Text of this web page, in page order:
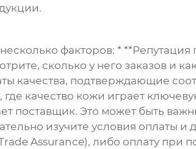
факторов: *
сколько у него заказов и
качества, подтверждающие
, где качество кожи играет
поставщик. Это может быть
изучите условия оплаты и
Assurance), либо оплату при